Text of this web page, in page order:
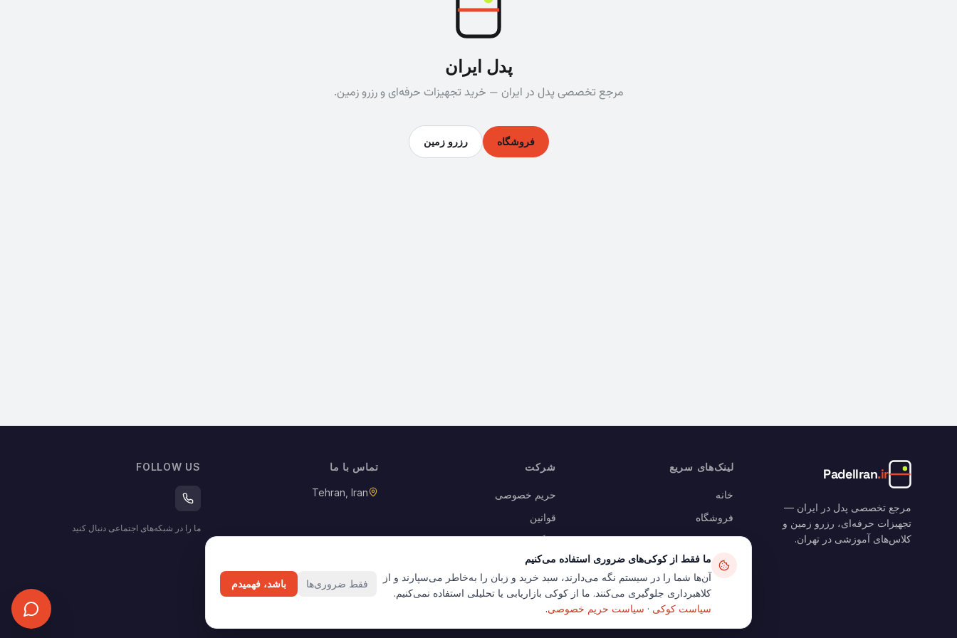
پدل ایران
مرجع تخصصی پدل در ایران — خرید تجهیزات حرفه‌ای و رزرو زمین.
فروشگاه رزرو زمین
PadelIran.ir
مرجع تخصصی پدل در ایران —
تجهیزات حرفه‌ای، رزرو زمین و
کلاس‌های آموزشی در تهران.
لینک‌های سریع
خانه
فروشگاه
رزرو زمین
وبلاگ
سبد خرید
حساب من
شرکت
حریم خصوصی
قوانین
بازگشت کالا
کوکی‌ها
تماس با ما
Tehran, Iran
FOLLOW US
ما را در شبکه‌های اجتماعی دنبال کنید
ما فقط از کوکی‌های ضروری استفاده می‌کنیم
آن‌ها شما را در سیستم نگه می‌دارند، سبد خرید و زبان را به‌خاطر می‌سپارند و از
کلاهبرداری جلوگیری می‌کنند. ما از کوکی بازاریابی یا تحلیلی استفاده نمی‌کنیم.
سیاست کوکی · سیاست حریم خصوصی.
فقط ضروری‌ها باشد، فهمیدم